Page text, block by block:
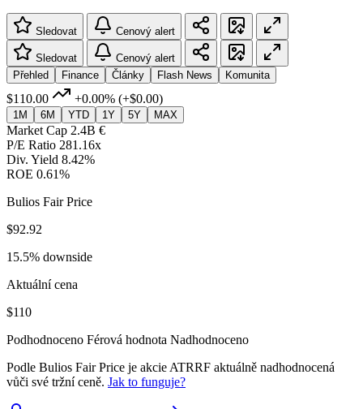
Sledovat Cenový alert
Sledovat
Cenový alert
Přehled
Finance Články Flash News Komunita
$110.00 +0.00% (+$0.00)
1M 6M YTD 1Y 5Y MAX
Market Cap 2.4B €
P/E Ratio 281.16x
Div. Yield 8.42%
ROE 0.61%
Bulios Fair Price
$92.92
15.5% downside
Aktuální cena
$110
Podhodnoceno Férová hodnota Nadhodnoceno
Podle Bulios Fair Price je akcie ATRRF aktuálně nadhodnocená
vůči své tržní ceně. Jak to funguje?